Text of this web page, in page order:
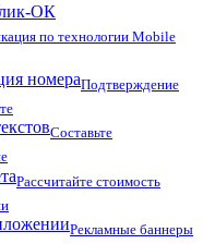
ОК
по технологии Mobile
номераПодтверждение
Составьте
Рассчитайте стоимость
Рекламные баннеры